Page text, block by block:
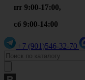
пт 9:00-17:00,
сб 9:00-14:00
+7 (901)546-32-70